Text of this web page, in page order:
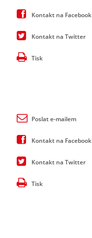
Kontakt na Facebook
Kontakt na Twitter
Tisk
Poslat e-mailem
Kontakt na Facebook
Kontakt na Twitter
Tisk